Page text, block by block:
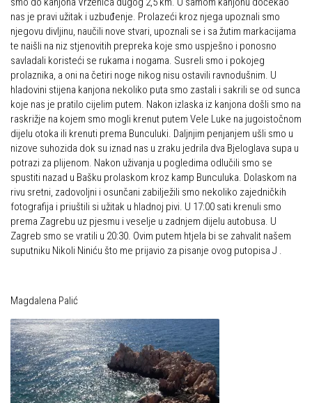
Pruži mi ruku – OSI
OSI Novosti
Izleti
Izvješća s izleta OSI
Visokogorci
Novosti SVP
Povijest SVP
Izvješća s izleta SVP
Speleolozi
Alpinisti
50 vrhova za 50 godina društva
Od vrha do vrha
4 godišnja doba na Oštrcu
Beži Jankec
Pohodi
Noćni pohod na Oštrc
Dragojlinom stazom na Okić
Dan Željezničara na Oštrcu
Putopisi
Put ekspedicionizma
Ojos del Salado
Tomislav Zoričić – Tom
Damir Bajs
Dijana Petrak
Željko Brdal
Markacijska komisija
nas je pravi užitak i uzbuđenje. Prolazeći kroz njega upoznali smo
njegovu divljinu, naučili nove stvari, upoznali se i sa žutim markacijama
te naišli na niz stjenovitih prepreka koje smo uspješno i ponosno
savladali koristeći se rukama i nogama. Susreli smo i pokojeg
prolaznika, a oni na četiri noge nikog nisu ostavili ravnodušnim. U
hladovini stijena kanjona nekoliko puta smo zastali i sakrili se od sunca
koje nas je pratilo cijelim putem. Nakon izlaska iz kanjona došli smo na
raskrižje na kojem smo mogli krenut putem Vele Luke na jugoistočnom
dijelu otoka ili krenuti prema Bunculuki. Daljnjim penjanjem ušli smo u
nizove suhozida dok su iznad nas u zraku jedrila dva Bjeloglava supa u
potrazi za plijenom. Nakon uživanja u pogledima odlučili smo se
spustiti nazad u Bašku prolaskom kroz kamp Bunculuka. Dolaskom na
rivu sretni, zadovoljni i osunčani zabilježili smo nekoliko zajedničkih
fotografija i priuštili si užitak u hladnoj pivi. U 17:00 sati krenuli smo
prema Zagrebu uz pjesmu i veselje u zadnjem dijelu autobusa. U
Zagreb smo se vratili u 20:30. Ovim putem htjela bi se zahvalit našem
suputniku Nikoli Niniću što me prijavio za pisanje ovog putopisa J .
Magdalena Palić